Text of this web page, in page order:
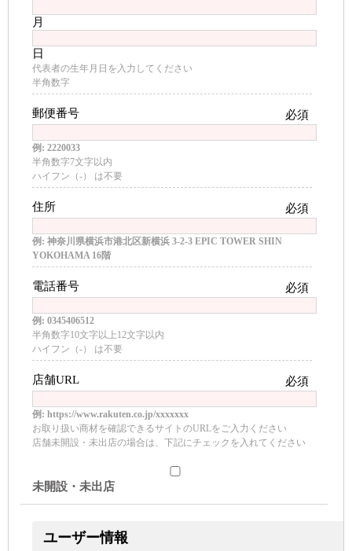
月
日
代表者の生年月日を入力してください
半角数字
郵便番号 必須
例: 2220033
半角数字7文字以内
ハイフン（-） は不要
住所 必須
例: 神奈川県横浜市港北区新横浜 3-2-3 EPIC TOWER SHIN
YOKOHAMA 16階
電話番号 必須
例: 0345406512
半角数字10文字以上12文字以内
ハイフン（-） は不要
店舗URL 必須
例: https://www.rakuten.co.jp/xxxxxxx
お取り扱い商材を確認できるサイトのURLをご入力ください
店舗未開設・未出店の場合は、下記にチェックを入れてください
未開設・未出店
ユーザー情報